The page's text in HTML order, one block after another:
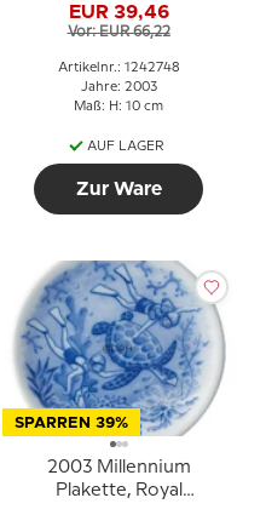
EUR 39,46
Vor: EUR 66,22
Artikelnr.: 1242748
Jahre: 2003
Maß: H: 10 cm
AUF LAGER
Zur Ware
SPARREN 39%
2003 Millennium
Plakette, Royal